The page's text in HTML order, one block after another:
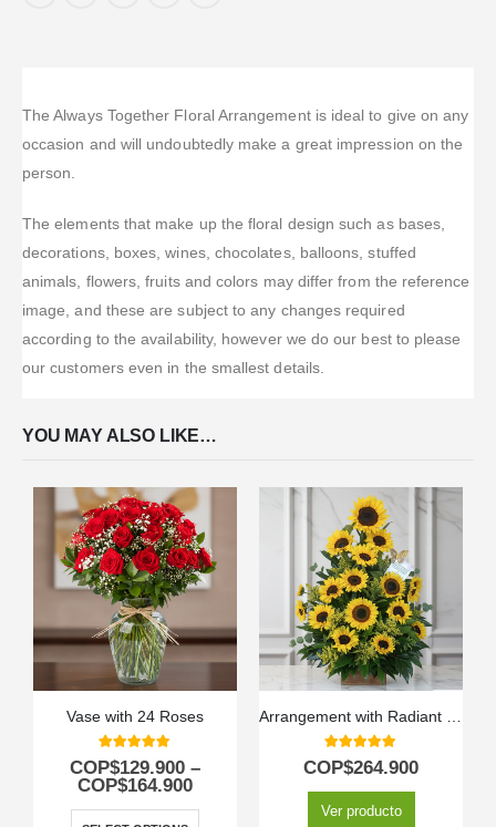
The Always Together Floral Arrangement is ideal to give on any
occasion and will undoubtedly make a great impression on the
person.
The elements that make up the floral design such as bases,
decorations, boxes, wines, chocolates, balloons, stuffed
animals, flowers, fruits and colors may differ from the reference
image, and these are subject to any changes required
according to the availability, however we do our best to please
our customers even in the smallest details.
YOU MAY ALSO LIKE…
Vase with 24 Roses
5.00out of 5
COP$129.900 –
COP$164.900
5.00out of 5
COP$264.900
Ver producto